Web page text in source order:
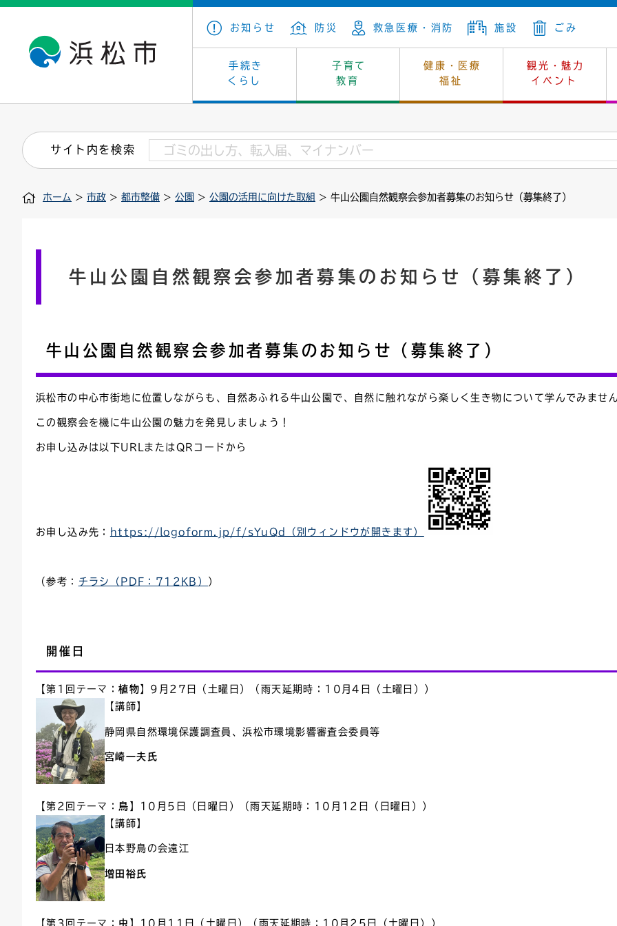
お知らせ 防災 救急医療・消防 施設 ごみ
手続き
くらし
子育て
教育
健康・医療
福祉
観光・魅力
イベント
戸籍・住民の手続き 保険・年金 上下水道
住まい・建築 墓地・斎場 消費生活
税金 法人税 環境
子育て・青少年・若者 教育 生涯学習
看護専門学校 学級閉鎖 幼稚園一覧
小学校一覧 中学校一覧
健康・医療 福祉 休日当番医
介護保険 保健所
文化・芸術 文化財 レジャー・スポーツ
浜松・浜名湖だいすきネット はじめよう、ハマライフ
産業振興 カーボンニュートラル 土地
発注情報(入札・契約) 福祉・介護 環境対策
募集 雇用・就労 企業立地
市の概要 庁舎案内 市長の部屋
外郭団体 統計 選挙
職員採用 市有財産 例規・公示
サイト内を検索
ホーム > 市政 > 都市整備 > 公園 > 公園の活用に向けた取組 > 牛山公園自然観察会参加者募集のお知らせ（募集終了）
牛山公園自然観察会参加者募集のお知らせ（募集終了）
牛山公園自然観察会参加者募集のお知らせ（募集終了）
浜松市の中心市街地に位置しながらも、自然あふれる牛山公園で、自然に触れながら楽しく生き物について学んでみませ
この観察会を機に牛山公園の魅力を発見しましょう！
お申し込みは以下URLまたはQRコードから
お申し込み先： https://logoform.jp/f/sYuQd（別ウィンドウが開きます）
（参考： チラシ（PDF：712KB） ）
開催日
【第1回テーマ：植物 】9月27日（土曜日）（雨天延期時：10月4日（土曜日））
【講師】
静岡県自然環境保護調査員、浜松市環境影響審査会委員等
宮崎一夫氏
【第2回テーマ： 鳥 】10月5日（日曜日）（雨天延期時：10月12日（日曜日））
【講師】
日本野鳥の会遠江
増田裕氏
【第3回テーマ： 虫 】10月11日（土曜日）（雨天延期時：10月25日（土曜日））